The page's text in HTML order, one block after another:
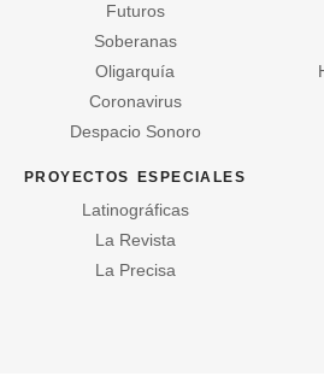
Futuros
Soberanas
Oligarquía
Coronavirus
Despacio Sonoro
proyectos especiales
Latinográficas
La Revista
La Precisa